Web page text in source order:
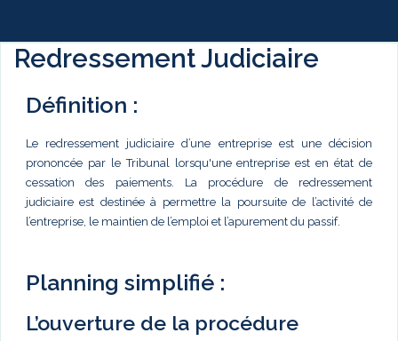
Redressement Judiciaire
Définition :
Le redressement judiciaire d’une entreprise est une décision
prononcée par le Tribunal lorsqu'une entreprise est en état de
cessation des paiements. La procédure de redressement
judiciaire est destinée à permettre la poursuite de l’activité de
l’entreprise, le maintien de l’emploi et l’apurement du passif.
Planning simplifié :
L’ouverture de la procédure